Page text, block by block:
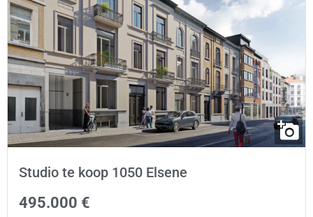
Studio te koop 1050 Elsene
495.000 €